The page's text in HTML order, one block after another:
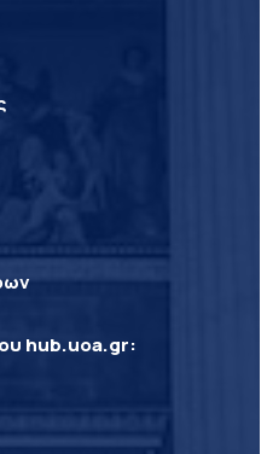
hub.uoa.gr: